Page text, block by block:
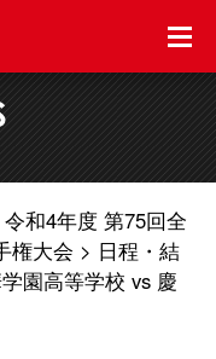
和4年度 第75回全
権大会
日程・結
園高等学校 vs 慶